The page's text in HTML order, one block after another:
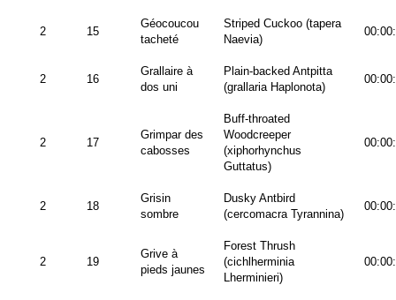
2 15
Géocoucou
tacheté
Striped Cuckoo (tapera
Naevia)
2 16
Grallaire à
dos uni
Plain-backed Antpitta
(grallaria Haplonota)
2 17
Grimpar des
cabosses
Buff-throated
Woodcreeper
(xiphorhynchus
Guttatus)
2 18
Grisin
sombre
Dusky Antbird
(cercomacra Tyrannina)
2 19
Grive à
pieds jaunes
Forest Thrush
(cichlherminia
Lherminieri)